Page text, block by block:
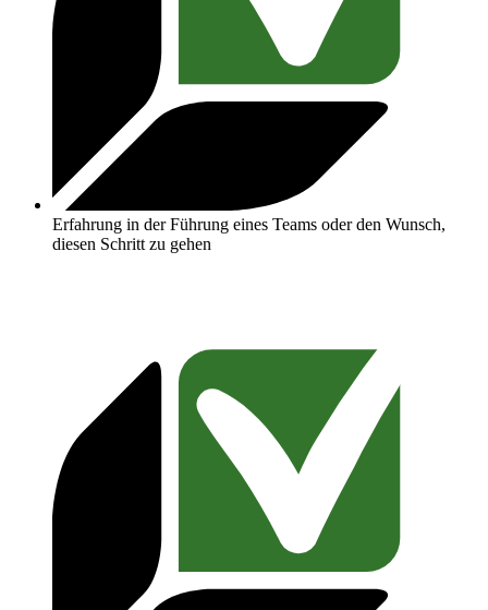
Erfahrung in der Führung eines Teams oder den Wunsch,
diesen Schritt zu gehen